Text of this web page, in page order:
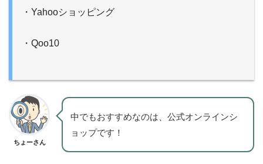
・Yahooショッピング
・Qoo10
ちょーさん
中でもおすすめなのは、公式オンラインシ
ョップです！